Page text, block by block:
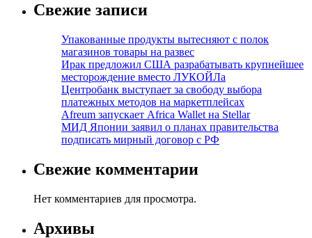
Свежие записи
Упакованные продукты вытесняют с полок
магазинов товары на развес
Ирак предложил США разрабатывать крупнейшее
месторождение вместо ЛУКОЙЛа
Центробанк выступает за свободу выбора
платежных методов на маркетплейсах
Afreum запускает Africa Wallet на Stellar
МИД Японии заявил о планах правительства
подписать мирный договор с РФ
Свежие комментарии
Нет комментариев для просмотра.
Архивы